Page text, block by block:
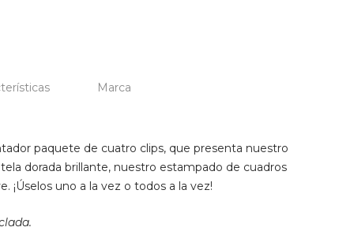
Marca
paquete de cuatro clips, que presenta nuestro
dorada brillante, nuestro estampado de cuadros
¡Úselos uno a la vez o todos a la vez!